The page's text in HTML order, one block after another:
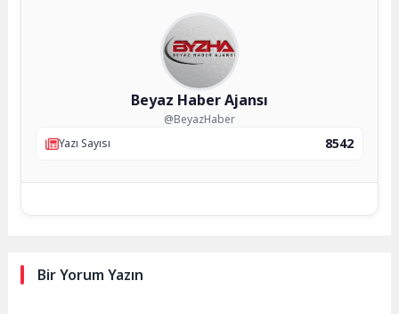
Beyaz Haber Ajansı
@BeyazHaber
Yazı Sayısı
8542
Bir Yorum Yazın